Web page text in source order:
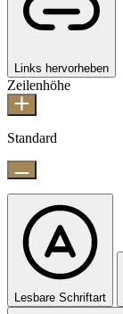
Links hervorheben
Zeilenhöhe
Standard
Lesbare Schriftart